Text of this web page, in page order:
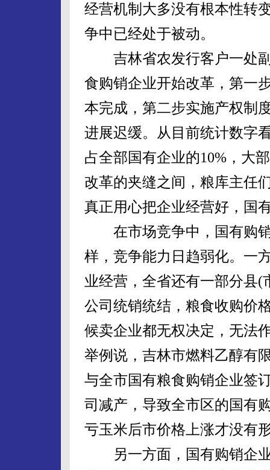
经营机制大多没有根本性转
争中已经处于被动。
吉林省农发行客户一处副
食购销企业开始改革，第一
本完成，第二步实施产权制
进展迟缓。从目前统计数字
占全部国有企业的10%，大
改革的夹缝之间，粮库主任
真正用心把企业经营好，国
在市场竞争中，国有购销
样，竞争能力日趋弱化。一
业经营，全省还有一部分县
公司统销统结，粮食收购价
候卖企业都无权决定，无法
举例说，吉林市燃料乙醇有
与全市国有粮食购销企业签
司减产，导致全市区的国有
亏玉米后市价格上涨才没有
另一方面，国有购销企业